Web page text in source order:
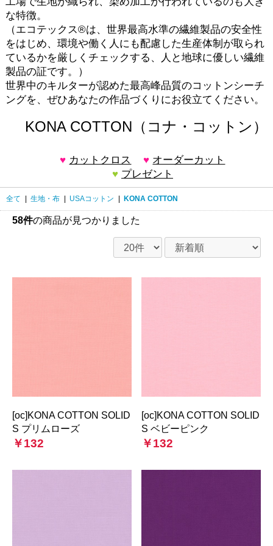
な特徴。
（エコテックス®は、世界最高水準の繊維製品の安全性
をはじめ、環境や働く人にも配慮した生産体制が取られ
ているかを厳しくチェックする、人と地球に優しい繊維
製品の証です。）
世界中のキルターが認めた最高峰品質のコットンシーチ
ングを、ぜひあなたの作品づくりにお役立てください。
KONA COTTON（コナ・コットン）
カットクロス
オーダーカット
プレゼント
全て | 生地・布 | USAコットン | KONA COTTON
58件の商品が見つかりました
[oc]KONA COTTON SOLID
S プリムローズ
￥132
[oc]KONA COTTON SOLID
S ベビーピンク
￥132